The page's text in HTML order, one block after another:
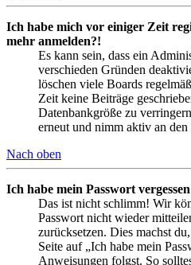
Ich habe mich vor einiger Zeit
mehr anmelden?!
Es kann sein, dass ein
verschieden Gründen
löschen viele Boards
Zeit keine Beiträge
Datenbankgröße zu
erneut und nimm aktiv an
Nach oben
Ich habe mein Passwort
Das ist nicht schlimm! Wir
Passwort nicht wieder
zurücksetzen. Dies machst
Seite auf „Ich habe mein
Anweisungen folgst. So